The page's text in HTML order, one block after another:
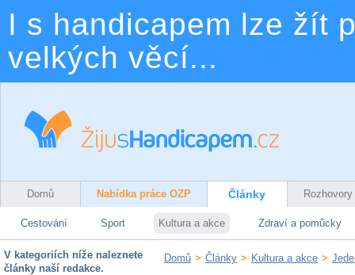
I s handicapem lze žít
velkých věcí...
Domů Nabídka práce OZP Články Rozhovory
Cestování Sport Kultura a akce Zdraví a pomůcky
V kategoriích níže naleznete
články naší redakce.
Domů > Články > Kultura a akce >